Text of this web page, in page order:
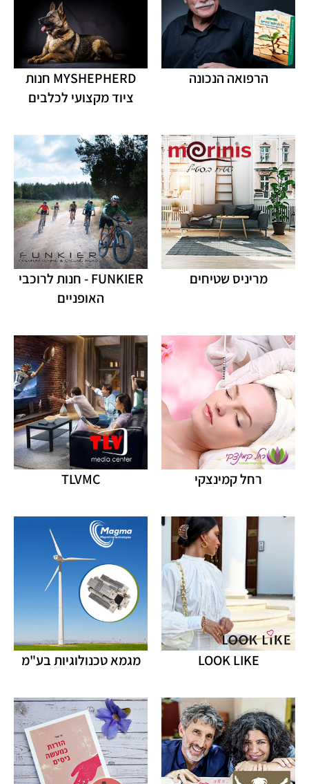
הרפואה הנכונה
MYSHEPHERD חנות
ציוד מקצועי לכלבים
מריניס שטיחים
FUNKIER - חנות לרוכבי
האופניים
רחל קמינצקי TLVMC
LOOK LIKE מגמא טכנולוגיות בע"מ